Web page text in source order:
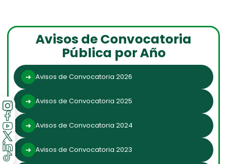
Avisos de Convocatoria
Pública por Año
Avisos de Convocatoria 2026
Avisos de Convocatoria 2025
Avisos de Convocatoria 2024
Avisos de Convocatoria 2023